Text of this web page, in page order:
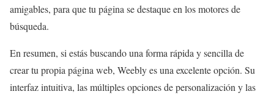
amigables, para que tu página se destaque en los motores de
búsqueda.
En resumen, si estás buscando una forma rápida y sencilla de
crear tu propia página web, Weebly es una excelente opción. Su
interfaz intuitiva, las múltiples opciones de personalización y las